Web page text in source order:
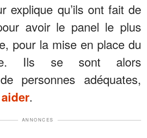
explique qu’ils ont fait de
avoir le panel le plus
pour la mise en place du
Ils se sont alors
personnes adéquates,
.
ANNONCES